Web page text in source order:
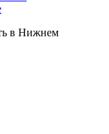
в Нижнем